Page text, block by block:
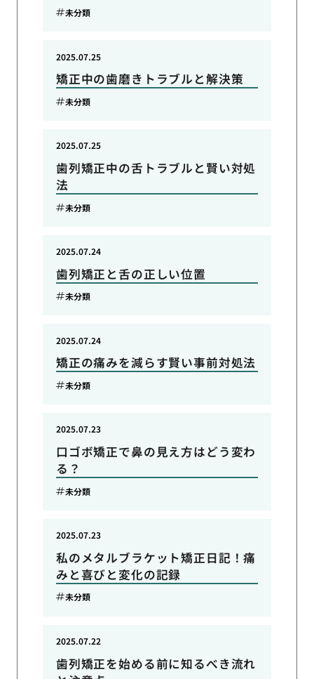
未分類
矯正中の歯磨きトラブルと解決策
2025.07.25
未分類
歯列矯正中の舌トラブルと賢い対処
法
2025.07.25
未分類
歯列矯正と舌の正しい位置
2025.07.24
未分類
矯正の痛みを減らす賢い事前対処法
2025.07.24
未分類
口ゴボ矯正で鼻の見え方はどう変わ
る？
2025.07.23
未分類
私のメタルブラケット矯正日記！痛
みと喜びと変化の記録
2025.07.23
未分類
歯列矯正を始める前に知るべき流れ
2025.07.22